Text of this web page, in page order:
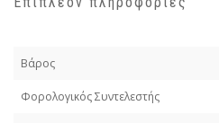
Βάρος
Φορολογικός Συντελεστής